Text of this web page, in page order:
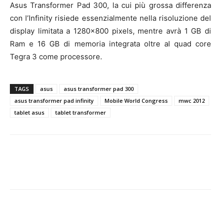
Asus Transformer Pad 300, la cui più grossa differenza
con l’Infinity risiede essenzialmente nella risoluzione del
display limitata a 1280×800 pixels, mentre avrà 1 GB di
Ram e 16 GB di memoria integrata oltre al quad core
Tegra 3 come processore.
TAGS asus
asus transformer pad 300
asus transformer pad infinity
Mobile World Congress
mwc 2012
tablet asus
tablet transformer